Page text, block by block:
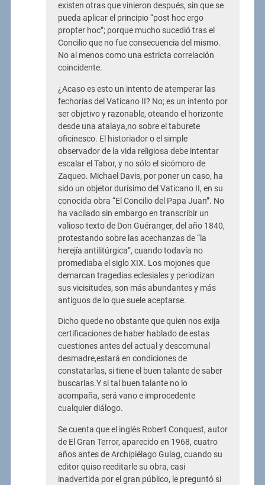
existen otras que vinieron después, sin que se
pueda aplicar el principio “post hoc ergo
propter hoc”; porque mucho sucedió tras el
Concilio que no fue consecuencia del mismo.
No al menos como una estricta correlación
coincidente.
¿Acaso es esto un intento de atemperar las
fechorías del Vaticano II? No; es un intento por
ser objetivo y razonable, oteando el horizonte
desde una atalaya,no sobre el taburete
oficinesco. El historiador o el simple
observador de la vida religiosa debe intentar
escalar el Tabor, y no sólo el sicómoro de
Zaqueo. Michael Davis, por poner un caso, ha
sido un objetor durísimo del Vaticano II, en su
conocida obra “El Concilio del Papa Juan”. No
ha vacilado sin embargo en transcribir un
valioso texto de Don Guéranger, del año 1840,
protestando sobre las acechanzas de “la
herejía antilitúrgica”, cuando todavía no
promediaba el siglo XIX. Los mojones que
demarcan tragedias eclesiales y periodizan
sus vicisitudes, son más abundantes y más
antiguos de lo que suele aceptarse.
Dicho quede no obstante que quien nos exija
certificaciones de haber hablado de estas
cuestiones antes del actual y descomunal
desmadre,estará en condiciones de
constatarlas, si tiene el buen talante de saber
buscarlas.Y si tal buen talante no lo
acompaña, será vano e improcedente
cualquier diálogo.
Se cuenta que el inglés Robert Conquest, autor
de El Gran Terror, aparecido en 1968, cuatro
años antes de Archipiélago Gulag, cuando su
editor quiso reeditarle su obra, casi
inadvertida por el gran público, le preguntó si